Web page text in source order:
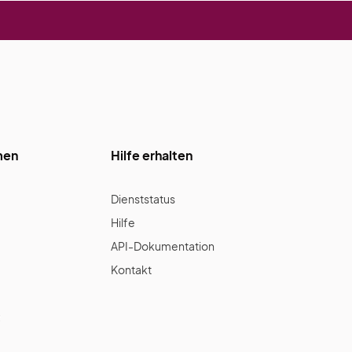
Hilfe erhalten
Dienststatus
Hilfe
API-Dokumentation
Kontakt